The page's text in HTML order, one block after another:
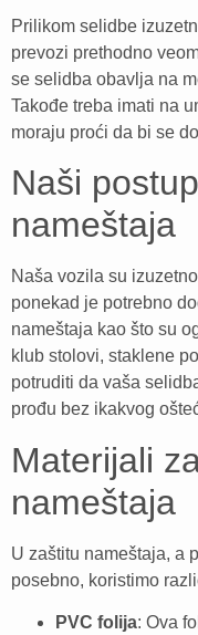
Prilikom selidbe
prevozi prethodno
se selidba obavlja na
Takođe treba imati na
moraju proći da bi se
Naši
nameštaja
Naša vozila su
ponekad je potrebno
nameštaja kao što su
klub stolovi, staklene
potruditi da vaša
prođu bez ikakvog
Materijali
nameštaja
U zaštitu nameštaja, a
posebno, koristimo
PVC folija: Ova